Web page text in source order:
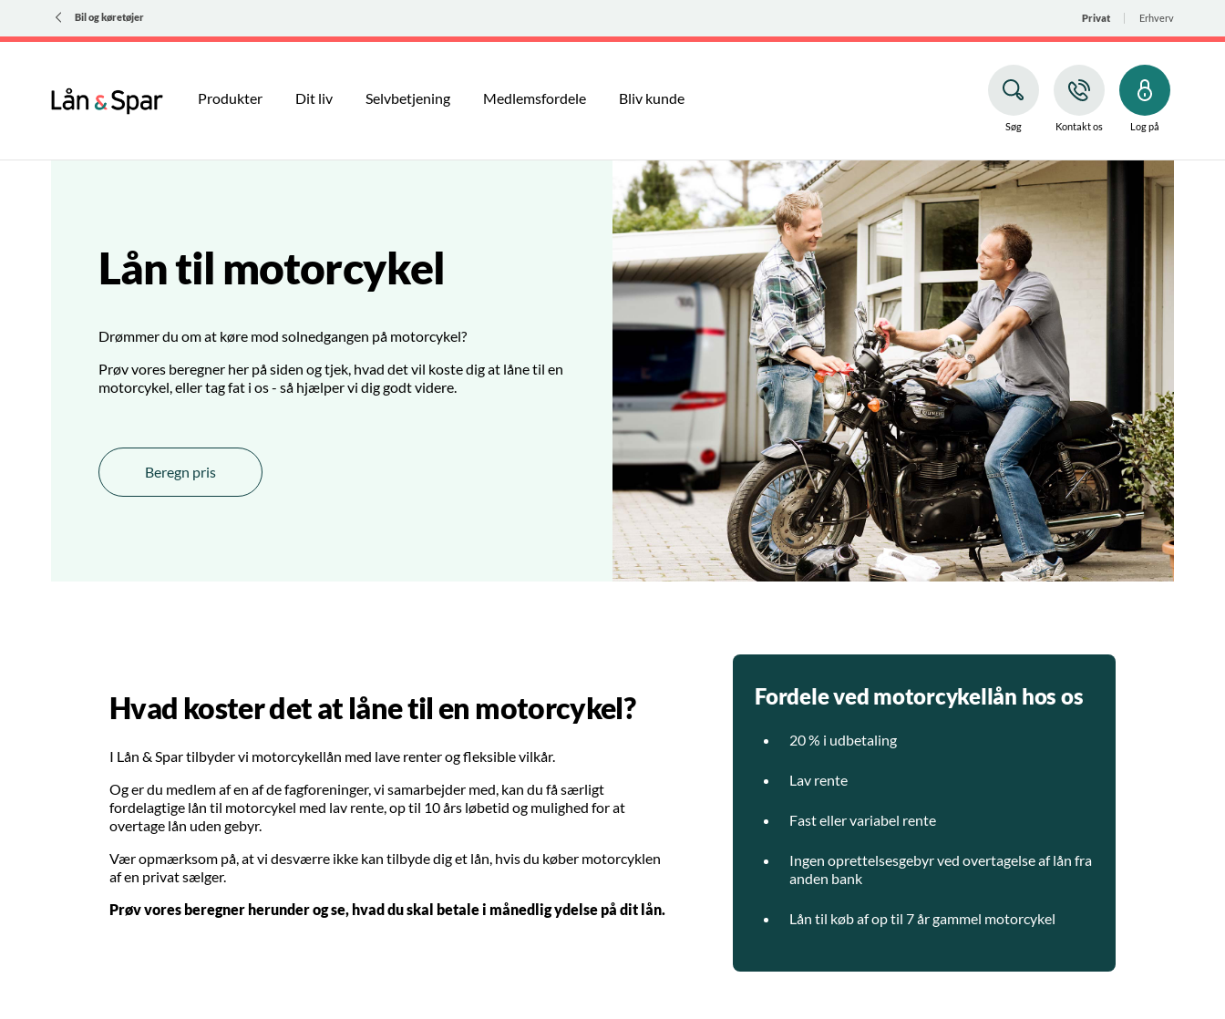
Bil og køretøjer Privat Erhverv
Produkter Dit liv Selvbetjening Medlemsfordele Bliv kunde
Søg Kontakt os Log på
Lån til motorcykel
Drømmer du om at køre mod solnedgangen på motorcykel?
Prøv vores beregner her på siden og tjek, hvad det vil koste dig at låne til en
motorcykel, eller tag fat i os - så hjælper vi dig godt videre.
Beregn pris
Hvad koster det at låne til en motorcykel?
I Lån & Spar tilbyder vi motorcykellån med lave renter og fleksible vilkår.
Og er du medlem af en af de fagforeninger, vi samarbejder med, kan du få særligt
fordelagtige lån til motorcykel med lav rente, op til 10 års løbetid og mulighed for at
overtage lån uden gebyr.
Vær opmærksom på, at vi desværre ikke kan tilbyde dig et lån, hvis du køber motorcyklen
af en privat sælger.
Prøv vores beregner herunder og se, hvad du skal betale i månedlig ydelse på dit lån.
Fordele ved motorcykellån hos os
20 % i udbetaling
Lav rente
Fast eller variabel rente
Ingen oprettelsesgebyr ved overtagelse af lån fra
anden bank
Lån til køb af op til 7 år gammel motorcykel